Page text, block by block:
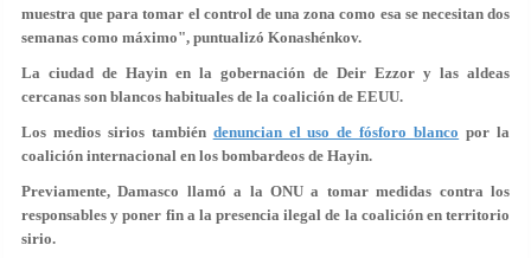
muestra que para tomar el control de una zona como esa se necesitan dos
semanas como máximo", puntualizó Konashénkov.
La ciudad de Hayin en la gobernación de Deir Ezzor y las aldeas
cercanas son blancos habituales de la coalición de EEUU.
Los medios sirios también denuncian el uso de fósforo blanco por la
coalición internacional en los bombardeos de Hayin.
Previamente, Damasco llamó a la ONU a tomar medidas contra los
responsables y poner fin a la presencia ilegal de la coalición en territorio
sirio.